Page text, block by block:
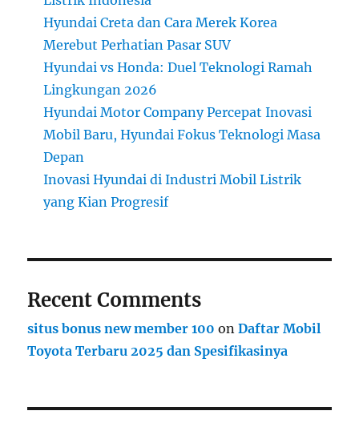
Hyundai Creta dan Cara Merek Korea
Merebut Perhatian Pasar SUV
Hyundai vs Honda: Duel Teknologi Ramah
Lingkungan 2026
Hyundai Motor Company Percepat Inovasi
Mobil Baru, Hyundai Fokus Teknologi Masa
Depan
Inovasi Hyundai di Industri Mobil Listrik
yang Kian Progresif
Recent Comments
situs bonus new member 100 onDaftar Mobil
Toyota Terbaru 2025 dan Spesifikasinya